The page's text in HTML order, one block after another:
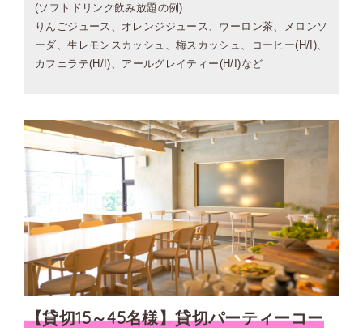
(ソフトドリンク飲み放題の例)
りんごジュース、オレンジジュース、ウーロン茶、メロンソ
ーダ、生レモンスカッシュ、梅スカッシュ、コーヒー(H/I)、
カフェラテ(H/I)、アールグレイティー(H/I)など
【貸切15～45名様】貸切パーティーコー